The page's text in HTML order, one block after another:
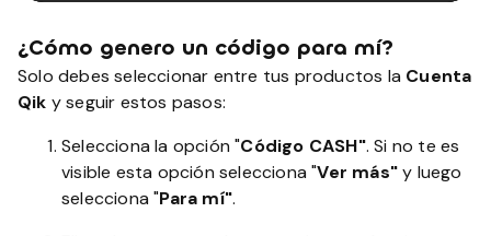
¿Cómo genero un código para mí?
Solo debes seleccionar entre tus productos la Cuenta
Qik y seguir estos pasos:
Selecciona la opción "Código CASH". Si no te es
visible esta opción selecciona "Ver más"y luego
selecciona "Para mí".